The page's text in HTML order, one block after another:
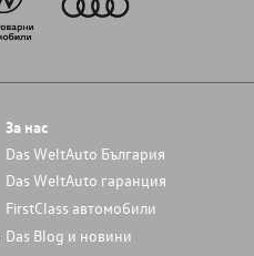
За нас
Das WeltAuto България
Das WeltAuto гаранция
FirstClass автомобили
Das Blog и новини